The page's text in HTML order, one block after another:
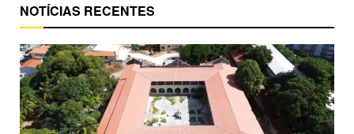
NOTÍCIAS RECENTES